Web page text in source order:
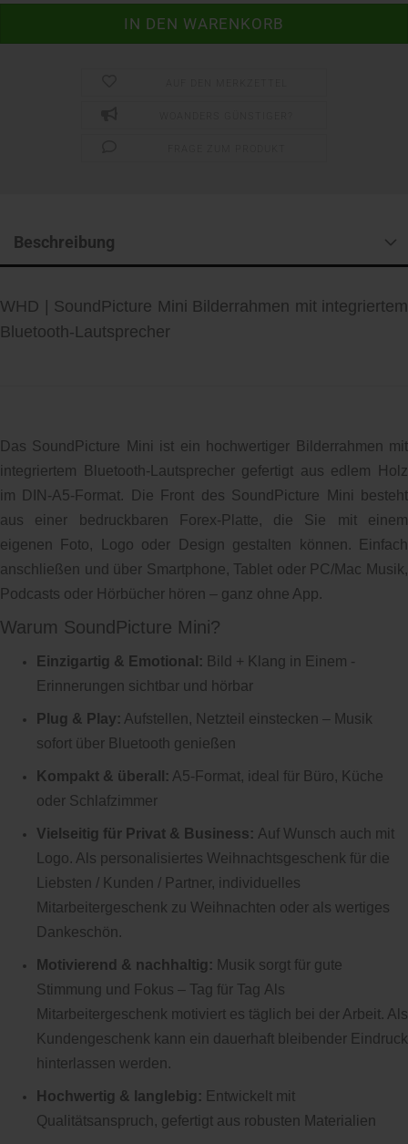
Beschreibung
WHD | SoundPicture Mini Bilderrahmen mit integriertem
Bluetooth-Lautsprecher
Das SoundPicture Mini ist ein hochwertiger Bilderrahmen mit
integriertem Bluetooth-Lautsprecher gefertigt aus edlem Holz
im DIN-A5-Format. Die Front des SoundPicture Mini besteht
aus einer bedruckbaren Forex-Platte, die Sie mit einem
eigenen Foto, Logo oder Design gestalten können. Einfach
anschließen und über Smartphone, Tablet oder PC/Mac Musik,
Podcasts oder Hörbücher hören – ganz ohne App.
Warum SoundPicture Mini?
Einzigartig & Emotional: Bild + Klang in Einem -
Erinnerungen sichtbar und hörbar
Plug & Play: Aufstellen, Netzteil einstecken – Musik
sofort über Bluetooth genießen
Kompakt & überall: A5-Format, ideal für Büro, Küche
oder Schlafzimmer
Vielseitig für Privat & Business: Auf Wunsch auch mit
Logo. Als personalisiertes Weihnachtsgeschenk für die
Liebsten / Kunden / Partner, individuelles
Mitarbeitergeschenk zu Weihnachten oder als wertiges
Dankeschön.
Motivierend & nachhaltig: Musik sorgt für gute
Stimmung und Fokus – Tag für Tag Als
Mitarbeitergeschenk motiviert es täglich bei der Arbeit. Als
Kundengeschenk kann ein dauerhaft bleibender Eindruck
hinterlassen werden.
Hochwertig & langlebig: Entwickelt mit
Qualitätsanspruch, gefertigt aus robusten Materialien